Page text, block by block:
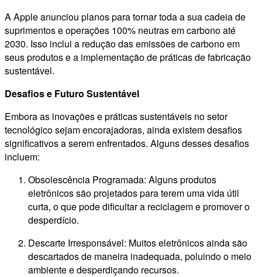
A Apple anunciou planos para tornar toda a sua cadeia de
suprimentos e operações 100% neutras em carbono até
2030. Isso inclui a redução das emissões de carbono em
seus produtos e a implementação de práticas de fabricação
sustentável.
Desafios e Futuro Sustentável
Embora as inovações e práticas sustentáveis no setor
tecnológico sejam encorajadoras, ainda existem desafios
significativos a serem enfrentados. Alguns desses desafios
incluem:
Obsolescência Programada: Alguns produtos
eletrônicos são projetados para terem uma vida útil
curta, o que pode dificultar a reciclagem e promover o
desperdício.
Descarte Irresponsável: Muitos eletrônicos ainda são
descartados de maneira inadequada, poluindo o meio
ambiente e desperdiçando recursos.